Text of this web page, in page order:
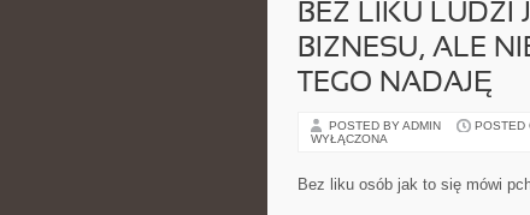
BEZ LIKU LUDZI
BIZNESU, ALE
TEGO NADAJĘ
POSTED BY ADMIN POSTED
WYŁĄCZONA
Bez liku osób jak to się mówi